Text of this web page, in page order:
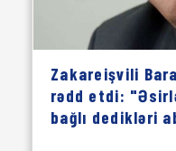
Zakareişvili
rədd etdi:
bağlı dedikləri